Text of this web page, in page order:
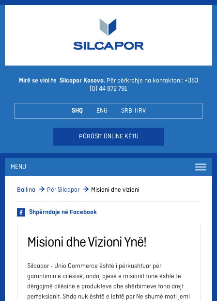
Mirë se vini te Silcapor Kosova. Për përkrahje na kontaktoni: +383
(0) 44 872 791
SHQ ENG SRB-HRV
POROSIT ONLINE KËTU
MENU
Ballina Për Silcapor Misioni dhe vizioni
Shpërndaje në Facebook
Misioni dhe Vizioni Ynë!
Silcapor - Unio Commerce është i përkushtuar për
garantimin e cilësisë, andaj pjesë e misionit tonë është të
dërgojmë cilësinë e produkteve dhe shërbimeve tona drejt
perfeksionit. Sfida nuk është e lehtë por Ne shumë moti jemi